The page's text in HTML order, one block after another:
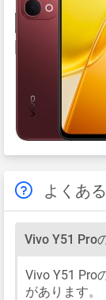
よくあ
Vivo Y51 Pro
Vivo Y51 Pro
があります。